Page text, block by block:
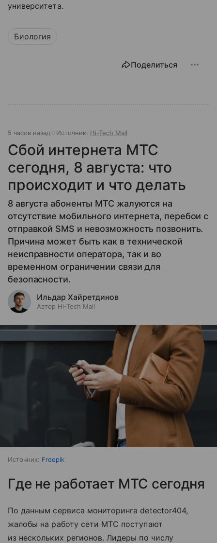
университета.
Биология
Поделиться
5 часов назад Источник: Hi-Tech Mail
Сбой интернета МТС
сегодня, 8 августа: что
происходит и что делать
8 августа абоненты МТС жалуются на
отсутствие мобильного интернета, перебои с
отправкой SMS и невозможность позвонить.
Причина может быть как в технической
неисправности оператора, так и во
временном ограничении связи для
безопасности.
Ильдар Хайретдинов
Автор Hi-Tech Mail
Источник: Freepik
Где не работает МТС сегодня
По данным сервиса мониторинга detector404,
жалобы на работу сети МТС поступают
из нескольких регионов. Лидеры по числу